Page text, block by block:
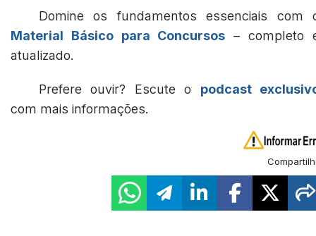
Domine os fundamentos essenciais com
Material Básico para Concursos – completo
atualizado.
Prefere ouvir? Escute o podcast
com mais informações.